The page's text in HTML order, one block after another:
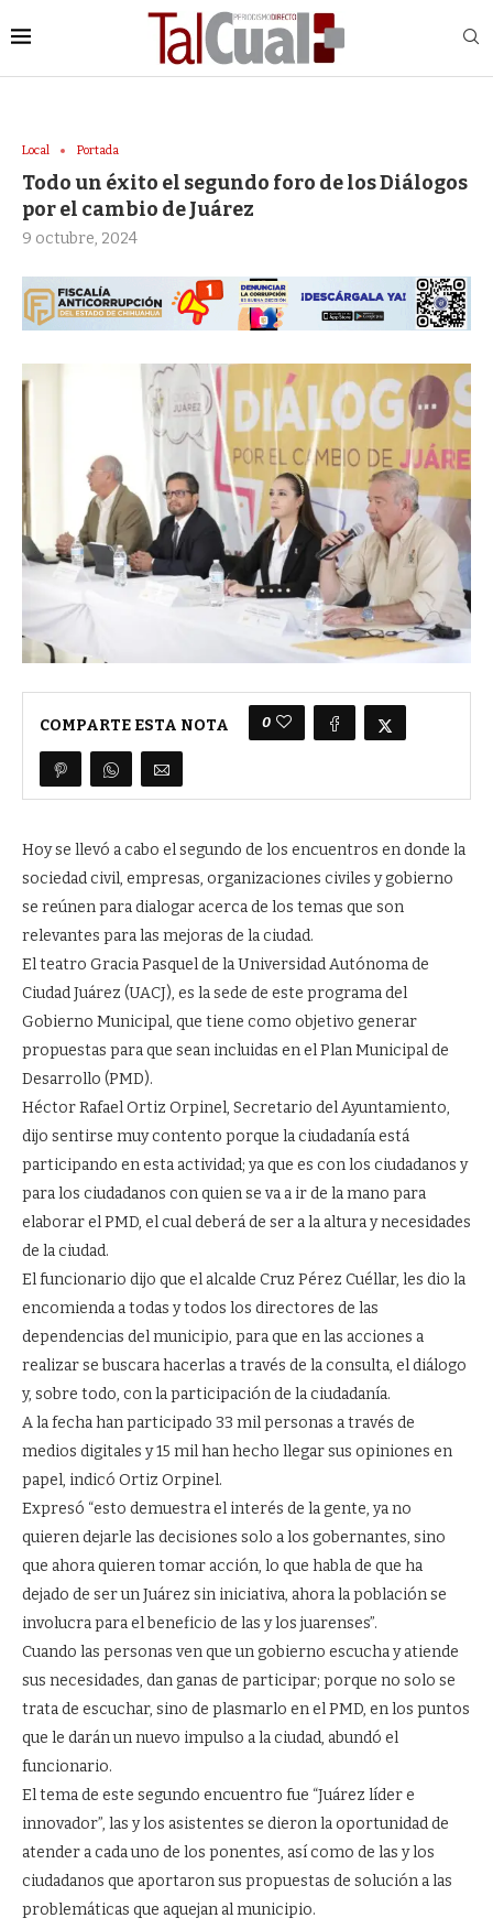
Local Portada
Todo un éxito el segundo foro de los Diálogos
por el cambio de Juárez
9 octubre, 2024
COMPARTE ESTA NOTA 0
Hoy se llevó a cabo el segundo de los encuentros en donde la
sociedad civil, empresas, organizaciones civiles y gobierno
se reúnen para dialogar acerca de los temas que son
relevantes para las mejoras de la ciudad.
El teatro Gracia Pasquel de la Universidad Autónoma de
Ciudad Juárez (UACJ), es la sede de este programa del
Gobierno Municipal, que tiene como objetivo generar
propuestas para que sean incluidas en el Plan Municipal de
Desarrollo (PMD).
Héctor Rafael Ortiz Orpinel, Secretario del Ayuntamiento,
dijo sentirse muy contento porque la ciudadanía está
participando en esta actividad; ya que es con los ciudadanos y
para los ciudadanos con quien se va a ir de la mano para
elaborar el PMD, el cual deberá de ser a la altura y necesidades
de la ciudad.
El funcionario dijo que el alcalde Cruz Pérez Cuéllar, les dio la
encomienda a todas y todos los directores de las
dependencias del municipio, para que en las acciones a
realizar se buscara hacerlas a través de la consulta, el diálogo
y, sobre todo, con la participación de la ciudadanía.
A la fecha han participado 33 mil personas a través de
medios digitales y 15 mil han hecho llegar sus opiniones en
papel, indicó Ortiz Orpinel.
Expresó “esto demuestra el interés de la gente, ya no
quieren dejarle las decisiones solo a los gobernantes, sino
que ahora quieren tomar acción, lo que habla de que ha
dejado de ser un Juárez sin iniciativa, ahora la población se
involucra para el beneficio de las y los juarenses”.
Cuando las personas ven que un gobierno escucha y atiende
sus necesidades, dan ganas de participar; porque no solo se
trata de escuchar, sino de plasmarlo en el PMD, en los puntos
que le darán un nuevo impulso a la ciudad, abundó el
funcionario.
El tema de este segundo encuentro fue “Juárez líder e
innovador”, las y los asistentes se dieron la oportunidad de
atender a cada uno de los ponentes, así como de las y los
ciudadanos que aportaron sus propuestas de solución a las
problemáticas que aquejan al municipio.